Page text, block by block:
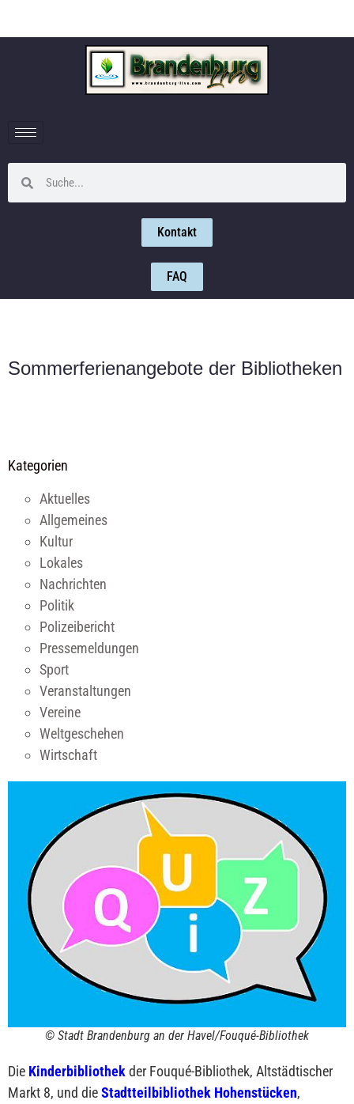
Kontakt
FAQ
Sommerferienangebote der Bibliotheken
Kategorien
Aktuelles
Allgemeines
Kultur
Lokales
Nachrichten
Politik
Polizeibericht
Pressemeldungen
Sport
Veranstaltungen
Vereine
Weltgeschehen
Wirtschaft
© Stadt Brandenburg an der Havel/Fouqué-Bibliothek
Die Kinderbibliothekder Fouqué-Bibliothek, Altstädtischer
Markt 8, und dieStadtteilbibliothek Hohenstücken,